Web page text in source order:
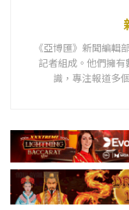
《亞博匯》新聞編輯
記者組成。他們擁
識，專注報道多